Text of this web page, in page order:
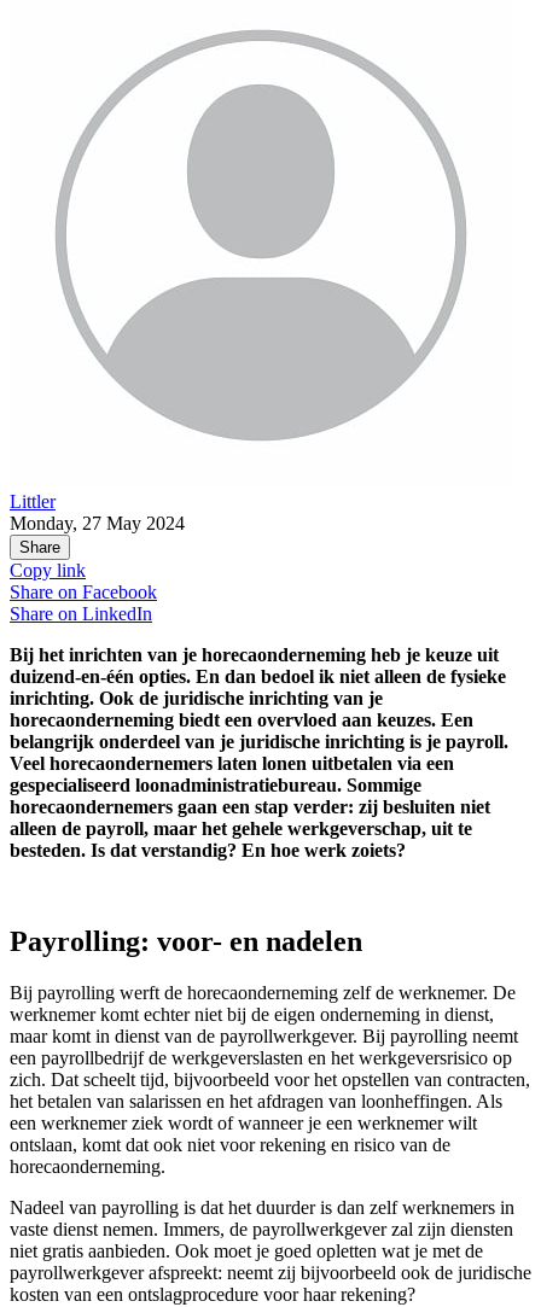
Littler
Monday, 27 May 2024
Share
Copy link
Share on Facebook
Share on LinkedIn
Bij het inrichten van je horecaonderneming heb je keuze uit
duizend-en-één opties. En dan bedoel ik niet alleen de fysieke
inrichting. Ook de juridische inrichting van je
horecaonderneming biedt een overvloed aan keuzes. Een
belangrijk onderdeel van je juridische inrichting is je payroll.
Veel horecaondernemers laten lonen uitbetalen via een
gespecialiseerd loonadministratiebureau. Sommige
horecaondernemers gaan een stap verder: zij besluiten niet
alleen de payroll, maar het gehele werkgeverschap, uit te
besteden. Is dat verstandig? En hoe werk zoiets?
Payrolling: voor- en nadelen
Bij payrolling werft de horecaonderneming zelf de werknemer. De
werknemer komt echter niet bij de eigen onderneming in dienst,
maar komt in dienst van de payrollwerkgever. Bij payrolling neemt
een payrollbedrijf de werkgeverslasten en het werkgeversrisico op
zich. Dat scheelt tijd, bijvoorbeeld voor het opstellen van contracten,
het betalen van salarissen en het afdragen van loonheffingen. Als
een werknemer ziek wordt of wanneer je een werknemer wilt
ontslaan, komt dat ook niet voor rekening en risico van de
horecaonderneming.
Nadeel van payrolling is dat het duurder is dan zelf werknemers in
vaste dienst nemen. Immers, de payrollwerkgever zal zijn diensten
niet gratis aanbieden. Ook moet je goed opletten wat je met de
payrollwerkgever afspreekt: neemt zij bijvoorbeeld ook de juridische
kosten van een ontslagprocedure voor haar rekening?